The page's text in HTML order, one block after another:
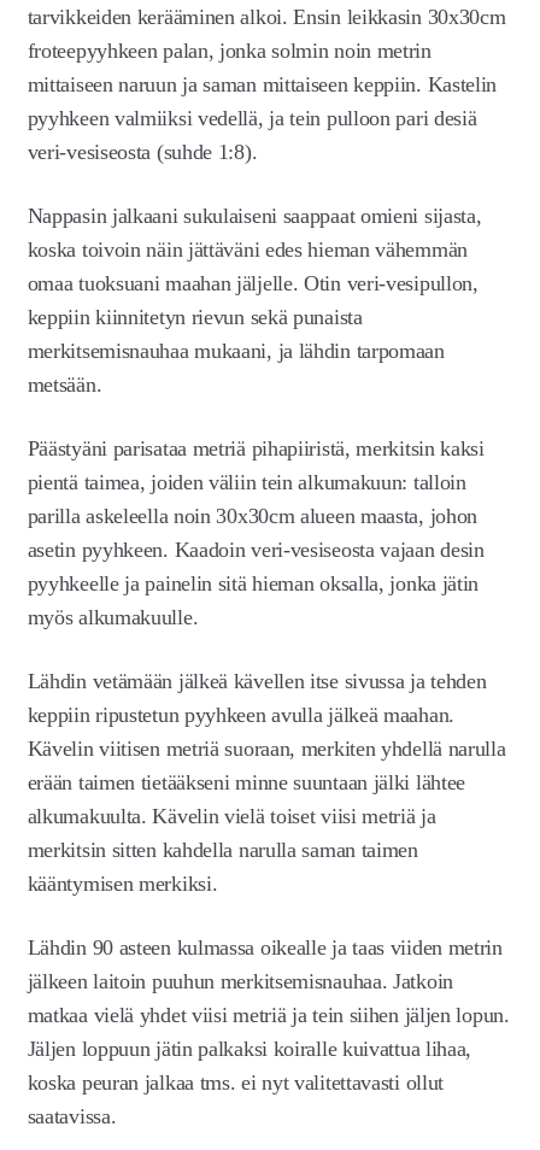
tarvikkeiden kerääminen alkoi. Ensin leikkasin 30x30cm
froteepyyhkeen palan, jonka solmin noin metrin
mittaiseen naruun ja saman mittaiseen keppiin. Kastelin
pyyhkeen valmiiksi vedellä, ja tein pulloon pari desiä
veri-vesiseosta (suhde 1:8).
Nappasin jalkaani sukulaiseni saappaat omieni sijasta,
koska toivoin näin jättäväni edes hieman vähemmän
omaa tuoksuani maahan jäljelle. Otin veri-vesipullon,
keppiin kiinnitetyn rievun sekä punaista
merkitsemisnauhaa mukaani, ja lähdin tarpomaan
metsään.
Päästyäni parisataa metriä pihapiiristä, merkitsin kaksi
pientä taimea, joiden väliin tein alkumakuun: talloin
parilla askeleella noin 30x30cm alueen maasta, johon
asetin pyyhkeen. Kaadoin veri-vesiseosta vajaan desin
pyyhkeelle ja painelin sitä hieman oksalla, jonka jätin
myös alkumakuulle.
Lähdin vetämään jälkeä kävellen itse sivussa ja tehden
keppiin ripustetun pyyhkeen avulla jälkeä maahan.
Kävelin viitisen metriä suoraan, merkiten yhdellä narulla
erään taimen tietääkseni minne suuntaan jälki lähtee
alkumakuulta. Kävelin vielä toiset viisi metriä ja
merkitsin sitten kahdella narulla saman taimen
kääntymisen merkiksi.
Lähdin 90 asteen kulmassa oikealle ja taas viiden metrin
jälkeen laitoin puuhun merkitsemisnauhaa. Jatkoin
matkaa vielä yhdet viisi metriä ja tein siihen jäljen lopun.
Jäljen loppuun jätin palkaksi koiralle kuivattua lihaa,
koska peuran jalkaa tms. ei nyt valitettavasti ollut
saatavissa.